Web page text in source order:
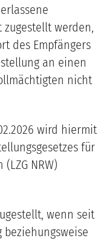
werden,
des Empfängers
an einen
nicht
wird hiermit
für
NRW)
wenn seit
beziehungsweise